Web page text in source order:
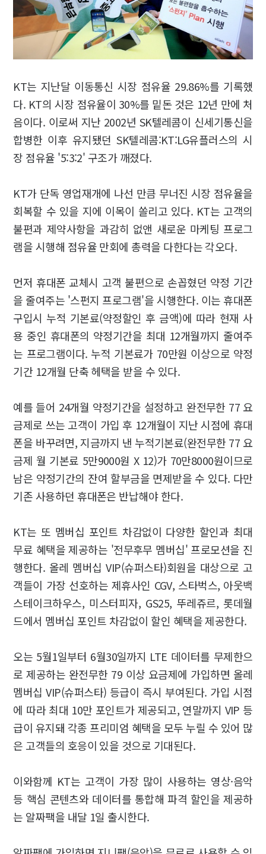
KT는 지난달 이동통신 시장 점유율 29.86%를 기록했
다. KT의 시장 점유율이 30%를 밑돈 것은 12년 만에 처
음이다. 이로써 지난 2002년 SK텔레콤이 신세기통신을
합병한 이후 유지됐던 SK텔레콤:KT:LG유플러스의 시
장 점유율 '5:3:2' 구조가 깨졌다.
KT가 단독 영업재개에 나선 만큼 무너진 시장 점유율을
회복할 수 있을 지에 이목이 쏠리고 있다. KT는 고객의
불편과 제약사항을 과감히 없앤 새로운 마케팅 프로그
램을 시행해 점유율 만회에 총력을 다한다는 각오다.
먼저 휴대폰 교체시 고객 불편으로 손꼽혔던 약정 기간
을 줄여주는 '스펀지 프로그램'을 시행한다. 이는 휴대폰
구입시 누적 기본료(약정할인 후 금액)에 따라 현재 사
용 중인 휴대폰의 약정기간을 최대 12개월까지 줄여주
는 프로그램이다. 누적 기본료가 70만원 이상으로 약정
기간 12개월 단축 헤택을 받을 수 있다.
예를 들어 24개월 약정기간을 설정하고 완전무한 77 요
금제로 쓰는 고객이 가입 후 12개월이 지난 시점에 휴대
폰을 바꾸려면, 지금까지 낸 누적기본료(완전무한 77 요
금제 월 기본료 5만9000원 X 12)가 70만8000원이므로
남은 약정기간의 잔여 할부금을 면제받을 수 있다. 다만
기존 사용하던 휴대폰은 반납해야 한다.
KT는 또 멤버십 포인트 차감없이 다양한 할인과 최대
무료 혜택을 제공하는 '전무후무 멤버십' 프로모션을 진
행한다. 올레 멤버십 VIP(슈퍼스타)회원을 대상으로 고
객들이 가장 선호하는 제휴사인 CGV, 스타벅스, 아웃백
스테이크하우스, 미스터피자, GS25, 뚜레쥬르, 롯데월
드에서 멤버십 포인트 차감없이 할인 혜택을 제공한다.
오는 5월1일부터 6월30일까지 LTE 데이터를 무제한으
로 제공하는 완전무한 79 이상 요금제에 가입하면 올레
멤버십 VIP(슈퍼스타) 등급이 즉시 부여된다. 가입 시점
에 따라 최대 10만 포인트가 제공되고, 연말까지 VIP 등
급이 유지돼 각종 프리미엄 혜택을 모두 누릴 수 있어 많
은 고객들의 호응이 있을 것으로 기대된다.
이와함께 KT는 고객이 가장 많이 사용하는 영상·음악
등 핵심 콘텐츠와 데이터를 통합해 파격 할인을 제공하
는 알짜팩을 내달 1일 출시한다.